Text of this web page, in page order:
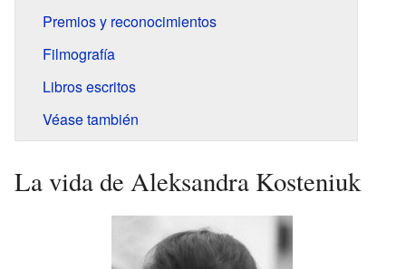
Premios y reconocimientos
Filmografía
Libros escritos
Véase también
La vida de Aleksandra Kosteniuk